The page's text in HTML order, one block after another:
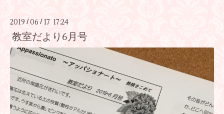
2019 /06 / 17 17:24
教室だより6月号